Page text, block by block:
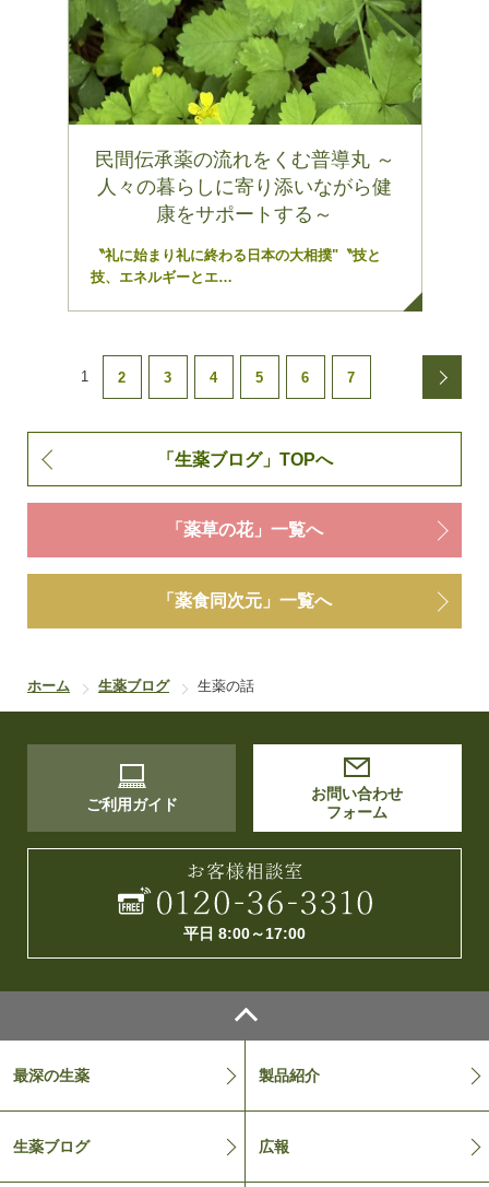
民間伝承薬の流れをくむ普導丸 ～
人々の暮らしに寄り添いながら健
康をサポートする～
〝礼に始まり礼に終わる日本の大相撲"〝技と
技、エネルギーとエ…
1 2 3 4 5 6 7
「生薬ブログ」TOPへ
「薬草の花」一覧へ
「薬食同次元」一覧へ
ホーム 生薬ブログ 生薬の話
ご利用ガイド
お問い合わせ
フォーム
平日 8:00～17:00
最深の生薬 製品紹介
生薬ブログ 広報